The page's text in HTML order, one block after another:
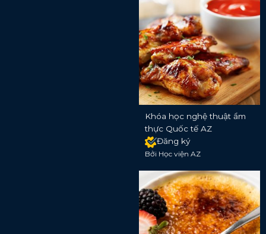
Khóa học nghệ thuật ẩm
thực Quốc tế AZ
Đăng ký
Bởi Học viện AZ